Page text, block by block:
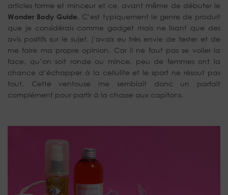
articles forme et minceur et ce, avant même de débuter le
Wonder Body Guide. C’est typiquement le genre de produit
que je considérais comme gadget mais ne lisant que des
avis positifs sur le sujet, j’avais eu très envie de tester et de
me faire ma propre opinion. Car il ne faut pas se voiler la
face, qu’on soit ronde ou mince, peu de femmes ont la
chance d’échapper à la cellulite et le sport ne résout pas
tout. Cette ventouse me semblait donc un parfait
complément pour partir à la chasse aux capitons.